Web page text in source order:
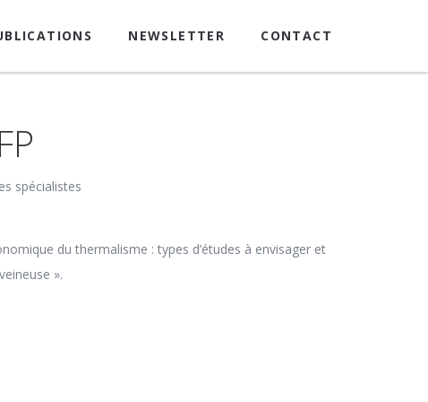
NEWSLETTER CONTACT
spécialistes
du thermalisme : types d’études à envisager et
».